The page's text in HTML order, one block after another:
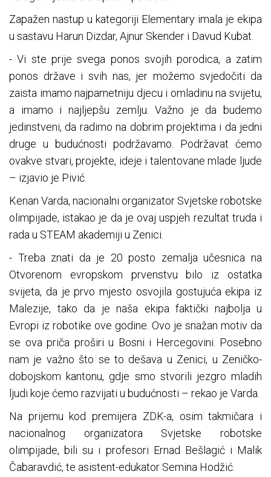
Zapažen nastup u kategoriji Elementary imala je ekipa
u sastavu Harun Dizdar, Ajnur Skender i Davud Kubat.
- Vi ste prije svega ponos svojih porodica, a zatim
ponos države i svih nas, jer možemo svjedočiti da
zaista imamo najpametniju djecu i omladinu na svijetu,
a imamo i najljepšu zemlju. Važno je da budemo
jedinstveni, da radimo na dobrim projektima i da jedni
druge u budućnosti podržavamo. Podržavat ćemo
ovakve stvari, projekte, ideje i talentovane mlade ljude
– izjavio je Pivić.
Kenan Varda, nacionalni organizator Svjetske robotske
olimpijade, istakao je da je ovaj uspjeh rezultat truda i
rada u STEAM akademiji u Zenici.
- Treba znati da je 20 posto zemalja učesnica na
Otvorenom evropskom prvenstvu bilo iz ostatka
svijeta, da je prvo mjesto osvojila gostujuća ekipa iz
Malezije, tako da je naša ekipa faktički najbolja u
Evropi iz robotike ove godine. Ovo je snažan motiv da
se ova priča proširi u Bosni i Hercegovini. Posebno
nam je važno što se to dešava u Zenici, u Zeničko-
dobojskom kantonu, gdje smo stvorili jezgro mladih
ljudi koje ćemo razvijati u budućnosti – rekao je Varda.
Na prijemu kod premijera ZDK-a, osim takmičara i
nacionalnog organizatora Svjetske robotske
olimpijade, bili su i profesori Ernad Bešlagić i Malik
Čabaravdić, te asistent-edukator Semina Hodžić.